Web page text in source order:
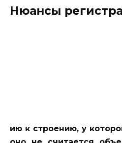
Нюансы
ию к строению, у